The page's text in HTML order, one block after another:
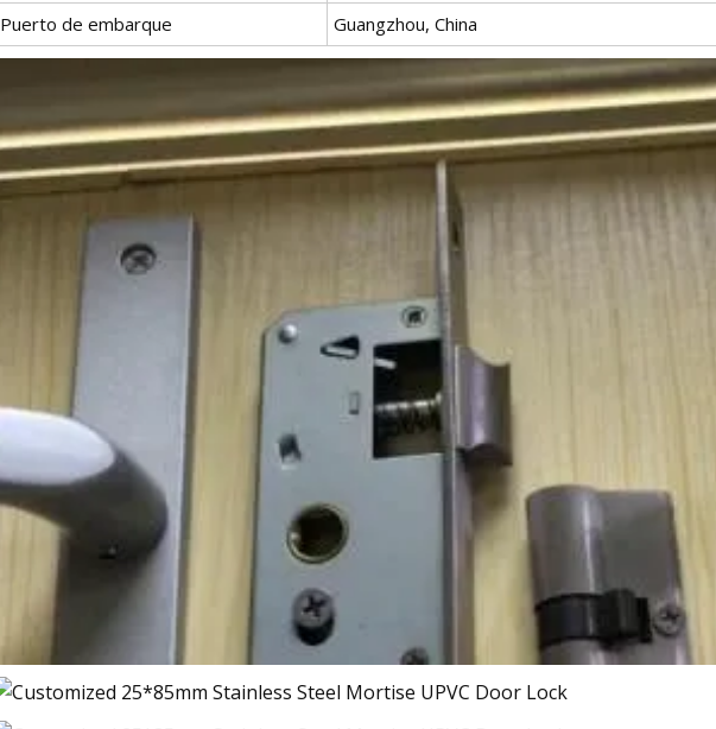
Puerto de embarque
Guangzhou, China